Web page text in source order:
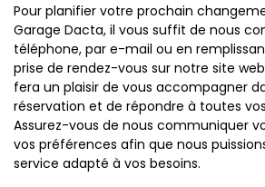
Pour planifier votre prochain
Garage Dacta, il vous suffit de nous
téléphone, par e-mail ou en
prise de rendez-vous sur notre site
fera un plaisir de vous accompagner
réservation et de répondre à toutes
Assurez-vous de nous communiquer
vos préférences afin que nous
service adapté à vos besoins.